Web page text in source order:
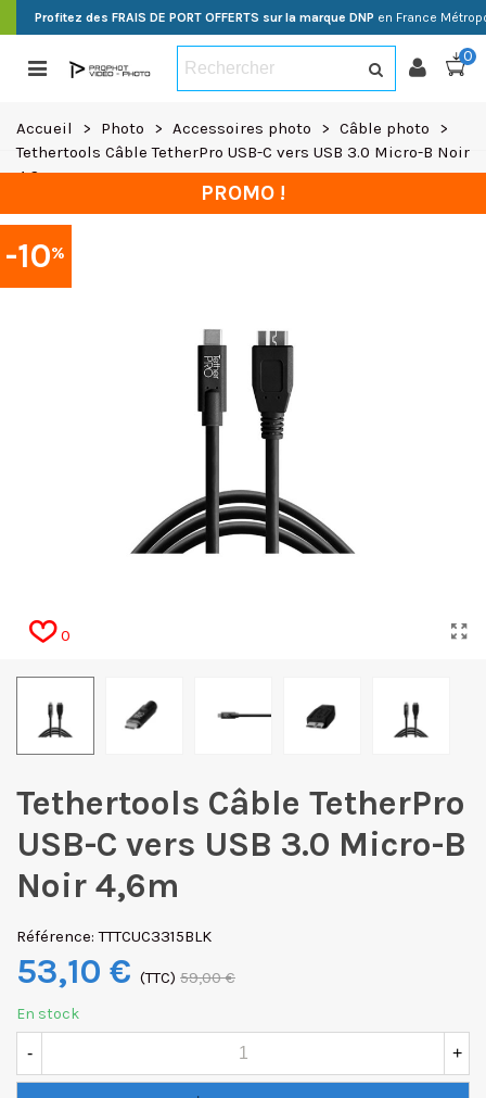
Profitez des FRAIS DE PORT OFFERTS sur la marque DNP en France
0
Accueil > Photo > Accessoires photo > Câble photo
>
Tethertools Câble TetherPro USB-C vers USB 3.0 Micro-B Noir
4,6m
-10%
PROMO !
0
Tethertools Câble TetherPro
USB-C vers USB 3.0 Micro-B
Noir 4,6m
Référence: TTTCUC3315BLK
53,10 € (TTC) 59,00 €
En stock
- +